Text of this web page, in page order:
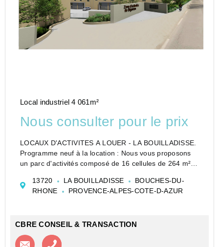
Local industriel 4 061m²
Nous consulter pour le prix
LOCAUX D'ACTIVITES A LOUER - LA BOUILLADISSE.
Programme neuf à la location : Nous vous proposons
un parc d'activités composé de 16 cellules de 264 m²,
d'une porte sectionnelle de plain-pied, de 2...
13720 LA BOUILLADISSE
BOUCHES-DU-
RHONE
PROVENCE-ALPES-COTE-D-AZUR
CBRE CONSEIL & TRANSACTION
Contacter l'agence